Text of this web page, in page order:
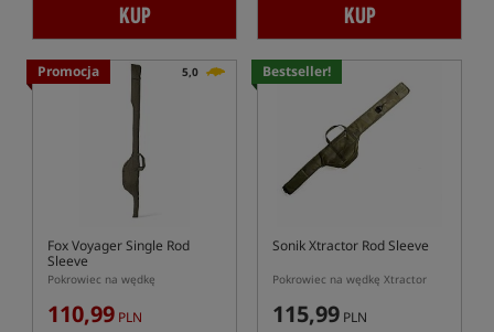
KUP KUP
Promocja 5,0
Fox Voyager Single Rod
Sleeve
Pokrowiec na wędkę
110,99 PLN
Bestseller!
Sonik Xtractor Rod Sleeve
Pokrowiec na wędkę Xtractor
115,99 PLN